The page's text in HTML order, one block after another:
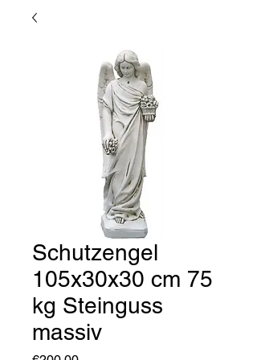
Schutzengel
105x30x30 cm 75
kg Steinguss
massiv